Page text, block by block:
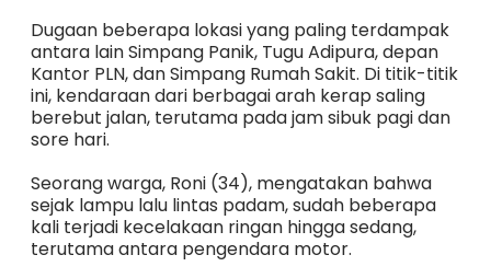
Dugaan beberapa lokasi yang paling terdampak
antara lain Simpang Panik, Tugu Adipura, depan
Kantor PLN, dan Simpang Rumah Sakit. Di titik-titik
ini, kendaraan dari berbagai arah kerap saling
berebut jalan, terutama pada jam sibuk pagi dan
sore hari.
Seorang warga, Roni (34), mengatakan bahwa
sejak lampu lalu lintas padam, sudah beberapa
kali terjadi kecelakaan ringan hingga sedang,
terutama antara pengendara motor.